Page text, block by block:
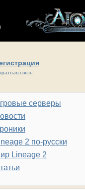
связь
серверы
2 по-русски
Lineage 2